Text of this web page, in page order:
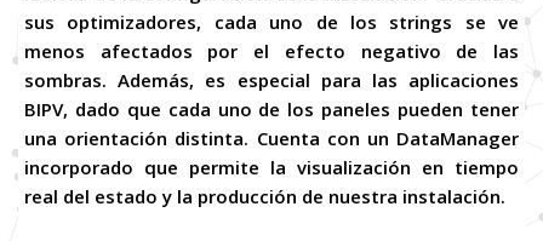
sus optimizadores, cada uno de los strings se ve
menos afectados por el efecto negativo de las
sombras. Además, es especial para las aplicaciones
BIPV, dado que cada uno de los paneles pueden tener
una orientación distinta. Cuenta con un DataManager
incorporado que permite la visualización en tiempo
real del estado y la producción de nuestra instalación.